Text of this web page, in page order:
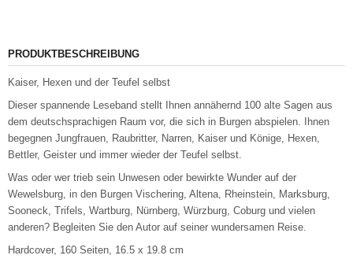
PRODUKTBESCHREIBUNG
Kaiser, Hexen und der Teufel selbst
Dieser spannende Leseband stellt Ihnen annähernd 100 alte Sagen aus
dem deutschsprachigen Raum vor, die sich in Burgen abspielen. Ihnen
begegnen Jungfrauen, Raubritter, Narren, Kaiser und Könige, Hexen,
Bettler, Geister und immer wieder der Teufel selbst.
Was oder wer trieb sein Unwesen oder bewirkte Wunder auf der
Wewelsburg, in den Burgen Vischering, Altena, Rheinstein, Marksburg,
Sooneck, Trifels, Wartburg, Nürnberg, Würzburg, Coburg und vielen
anderen? Begleiten Sie den Autor auf seiner wundersamen Reise.
Hardcover, 160 Seiten, 16.5 x 19.8 cm